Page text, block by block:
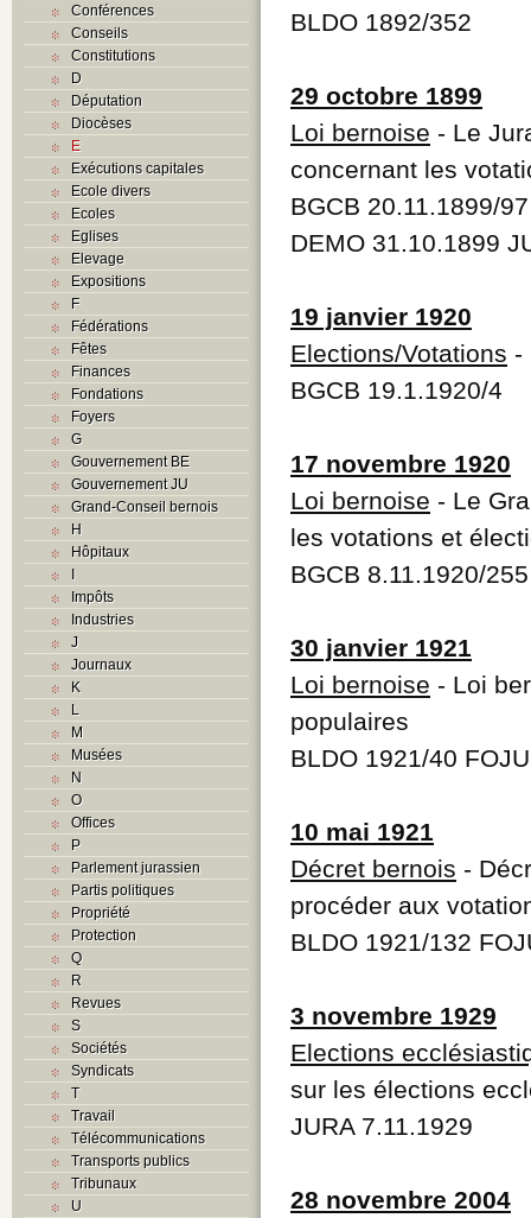
Conférences
Conseils
Constitutions
D
Députation
Diocèses
E
Exécutions capitales
Ecole divers
Ecoles
Eglises
Elevage
Expositions
F
Fédérations
Fêtes
Finances
Fondations
Foyers
G
Gouvernement BE
Gouvernement JU
Grand-Conseil bernois
H
Hôpitaux
I
Impôts
Industries
J
Journaux
K
L
M
Musées
N
O
Offices
P
Parlement jurassien
Partis politiques
Propriété
Protection
Q
R
Revues
S
Sociétés
Syndicats
T
Travail
Télécommunications
Transports publics
Tribunaux
U
BLDO 1892/352
29 octobre 1899
Loi bernoise - Le
concernant les
BGCB 20.11.1899/
DEMO 31.10.1899
19 janvier 1920
Elections/Votations -
BGCB 19.1.1920/4
17 novembre 1920
Loi bernoise - Le
les votations et
BGCB 8.11.1920/
30 janvier 1921
Loi bernoise - Loi
populaires
BLDO 1921/40
10 mai 1921
Décret bernois -
procéder aux
BLDO 1921/132
3 novembre 1929
Elections
sur les élections
JURA 7.11.1929
28 novembre 2004